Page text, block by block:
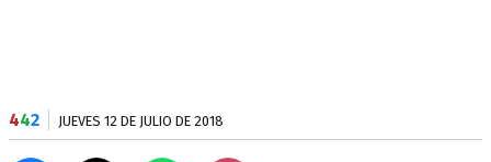
442 JUEVES 12 DE JULIO DE 2018